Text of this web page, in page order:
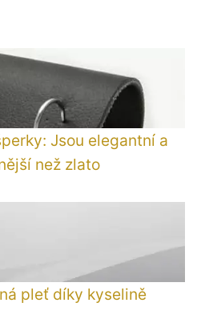
Jsou elegantní a
než zlato
pleť díky kyselině